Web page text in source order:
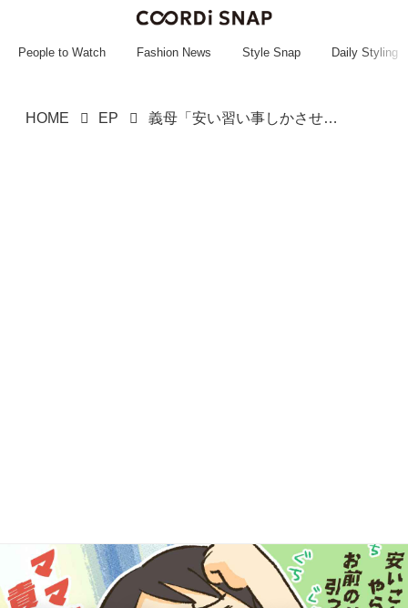
~~~~~~~~~~~
People to Watch Fashion News Style Snap Daily Styling
HOME EP 義母「安い習い事しかさせない」「お前のせいで引っ込み思案」→ 「お母さんを」息子の訴えに、母は涙